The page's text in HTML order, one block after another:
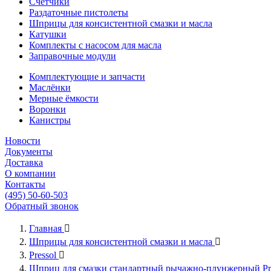
Раздаточные пистолеты
Шприцы для консистентной смазки и масла
Катушки
Комплекты с насосом для масла
Заправочные модули
Комплектующие и запчасти
Маслёнки
Мерные ёмкости
Воронки
Канистры
Новости
Документы
Доставка
О компании
Контакты
(495) 50-60-503
Обратный звонок
Главная 
Шприцы для консистентной смазки и масла 
Pressol 
Шприц для смазки стандартный рычажно-плунжерный